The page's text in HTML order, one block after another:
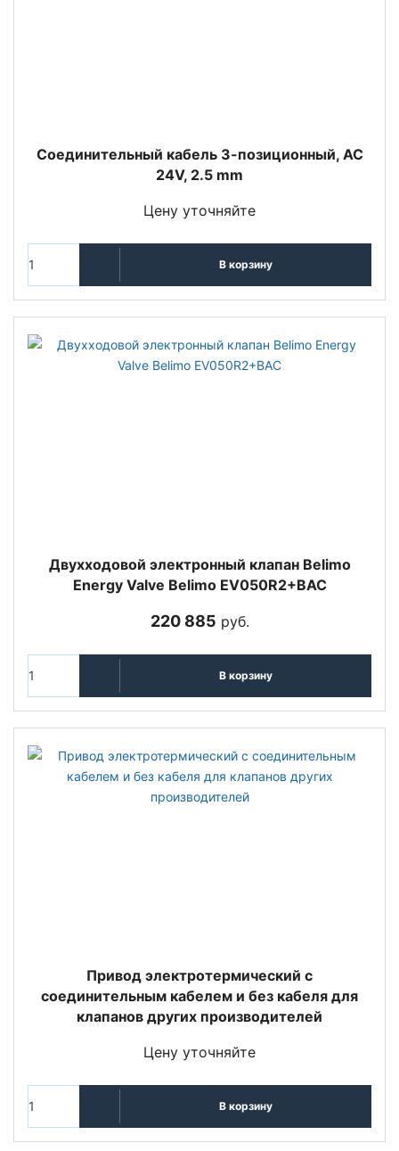
Соединительный кабель 3-позиционный, AC
24V, 2.5 mm
Цену уточняйте
В корзину
Двухходовой электронный клапан Belimo
Energy Valve Belimo EV050R2+BAC
220 885 руб.
В корзину
Привод электротермический с
соединительным кабелем и без кабеля для
клапанов других производителей
Цену уточняйте
В корзину